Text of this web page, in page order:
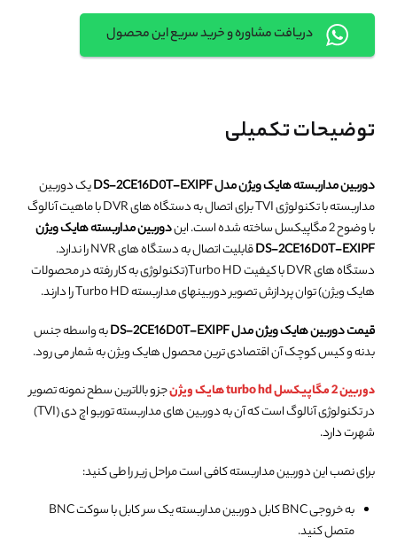
دریافت مشاوره و خرید سریع این محصول
توضیحات تکمیلی
دوربین مداربسته هایک ویژن مدل DS-2CE16D0T-EXIPF
یک دوربین
مداربسته با تکنولوژی TVI برای اتصال به دستگاه های DVR با ماهیت آنالوگ
با وضوح 2 مگاپیکسل ساخته شده است. این
دوربین مداربسته هایک ویژن
DS-2CE16D0T-EXIPF
قابلیت اتصال به دستگاه های NVR را ندارد.
دستگاه های DVR با کیفیت Turbo HD(تکنولوژی به کار رفته در محصولات
هایک ویژن) توان پردازش تصویر دوربینهای مداربسته Turbo HD را دارند.
قیمت دوربین هایک ویژن مدل DS-2CE16D0T-EXIPF
به واسطه جنس
بدنه و کیس کوچک آن اقتصادی ترین محصول هایک ویژن به شمار می رود.
دوربین 2 مگاپیکسل turbo hd هایک ویژن
جزو بالاترین سطح نمونه تصویر
در تکنولوژی آنالوگ است که آن به دوربین های مداربسته توربو اچ دی (TVI)
شهرت دارد.
برای نصب این دوربین مداربسته کافی است مراحل زیر را طی کنید:
به خروجی BNC کابل دوربین مداربسته یک سر کابل با سوکت BNC
متصل کنید.